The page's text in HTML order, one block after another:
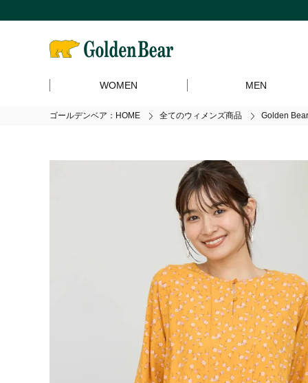
WOMEN MEN
ゴールデンベア：HOME 全てのウィメンズ商品 Golden